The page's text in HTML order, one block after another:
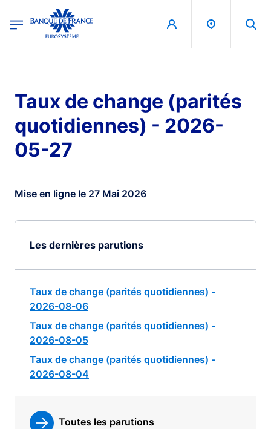
Banque de France - Menu Principal
Taux de change (parités
quotidiennes) - 2026-
05-27
Mise en ligne le 27 Mai 2026
Les dernières parutions
Taux de change (parités quotidiennes) -
2026-08-06
Taux de change (parités quotidiennes) -
2026-08-05
Taux de change (parités quotidiennes) -
2026-08-04
Toutes les parutions